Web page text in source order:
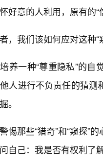
好意的人利用，原有的
，我们该如何应对这种“
养一种“尊重隐私”的
人进行不负责任的猜
。
惕那些“猎奇”和“窥探”
自己：我是否有权利了